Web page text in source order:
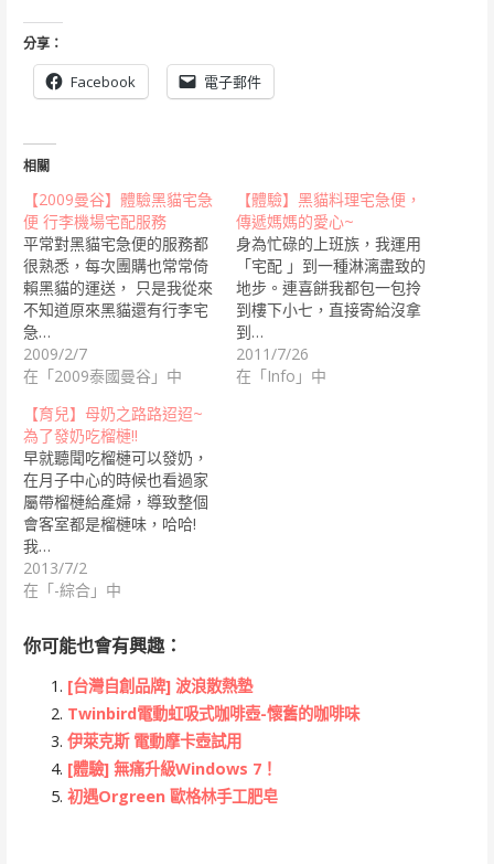
分享：
Facebook 電子郵件
相關
【2009曼谷】體驗黑貓宅急
便 行李機場宅配服務
平常對黑貓宅急便的服務都
很熟悉，每次團購也常常倚
賴黑貓的運送， 只是我從來
不知道原來黑貓還有行李宅
急…
2009/2/7
在「2009泰國曼谷」中
【體驗】黑貓料理宅急便，
傳遞媽媽的愛心~
身為忙碌的上班族，我運用
「宅配 」到一種淋漓盡致的
地步。連喜餅我都包一包拎
到樓下小七，直接寄給沒拿
到…
2011/7/26
在「Info」中
【育兒】母奶之路路迢迢~
為了發奶吃榴槤!!
早就聽聞吃榴槤可以發奶，
在月子中心的時候也看過家
屬帶榴槤給產婦，導致整個
會客室都是榴槤味，哈哈!
我…
2013/7/2
在「-綜合」中
你可能也會有興趣：
[台灣自創品牌] 波浪散熱墊
Twinbird電動虹吸式咖啡壺-懷舊的咖啡味
伊萊克斯 電動摩卡壺試用
[體驗] 無痛升級Windows 7！
初遇Orgreen 歐格林手工肥皂